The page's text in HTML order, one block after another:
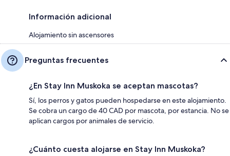
Información adicional
Alojamiento sin ascensores
Preguntas frecuentes
¿En Stay Inn Muskoka se aceptan mascotas?
Sí, los perros y gatos pueden hospedarse en este alojamiento.
Se cobra un cargo de 40 CAD por mascota, por estancia. No se
aplican cargos por animales de servicio.
¿Cuánto cuesta alojarse en Stay Inn Muskoka?